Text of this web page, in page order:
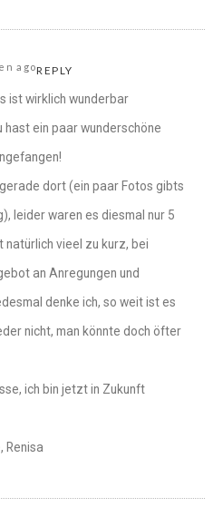
agoREPLY
ist wirklich wunderbar
hast ein paar wunderschöne
dort (ein paar Fotos gibts
leider waren es diesmal nur 5
natürlich vieel zu kurz, bei
an Anregungen und
denke ich, so weit ist es
nicht, man könnte doch öfter
ich bin jetzt in Zukunft
Renisa